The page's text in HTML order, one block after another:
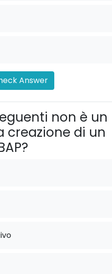
Answer
non è un
creazione di un